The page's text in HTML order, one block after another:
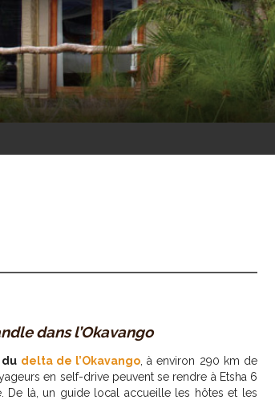
dans l’Okavango
delta de l’Okavango, à environ 290 km de
en self-drive peuvent se rendre à Etsha 6
De là, un guide local accueille les hôtes et les